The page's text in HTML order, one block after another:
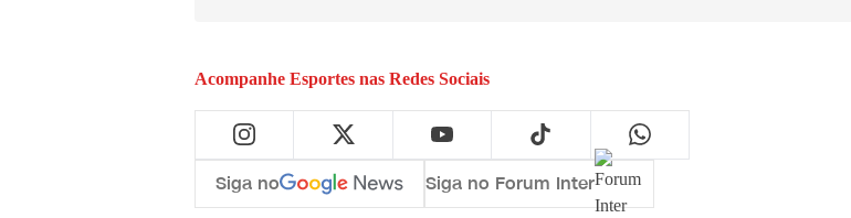
Acompanhe Esportes nas Redes Sociais
Siga no Siga no Forum Inter